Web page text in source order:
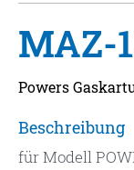
MAZ-
Powers
Beschreibung
für Modell